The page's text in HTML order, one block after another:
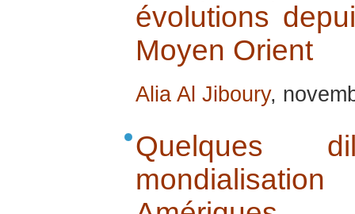
évolutions
Moyen Orient
Alia Al Jiboury,
Quelques